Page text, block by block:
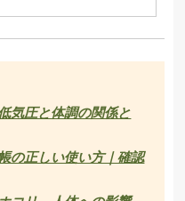
気圧と体調の関係と
の正しい使い方｜確認